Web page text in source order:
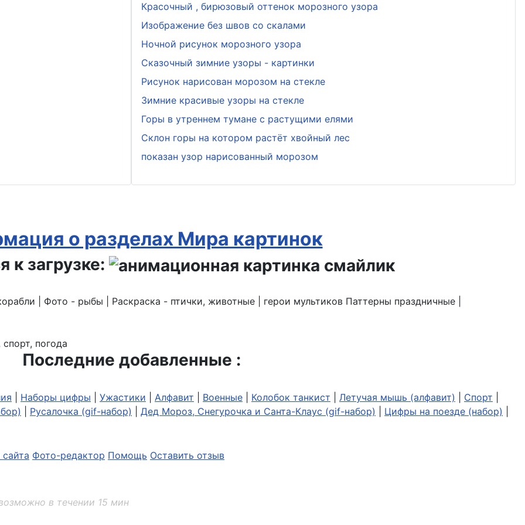
Красочный , бирюзовый оттенок морозного узора
Изображение без швов со скалами
Ночной рисунок морозного узора
Сказочный зимние узоры - картинки
Рисунок нарисован морозом на стекле
Зимние красивые узоры на стекле
Горы в утреннем тумане с растущими елями
Склон горы на котором растёт хвойный лес
показан узор нарисованный морозом
о разделах Мира картинок
к загрузке:
| Фото - рыбы | Раскраска - птички, животные | герои мультиков Паттерны праздничные |
погода
Последние добавленные :
Наборы цифры Ужастики Алфавит Военные Колобок танкист Летучая мышь (алфавит) Спорт
Русалочка (gif-набор) Дед Мороз, Снегурочка и Санта-Клаус (gif-набор) Цифры на поезде (набор)
сайта Фото-редактор Помощь Оставить отзыв
в течении 15 мин